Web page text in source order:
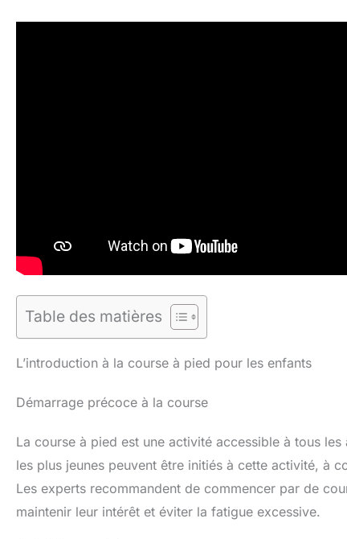
Table des matières
L’introduction à la course à pied pour les enfants
Démarrage précoce à la course
La course à pied est une activité accessible à tous
les plus jeunes peuvent être initiés à cette activité, à
Les experts recommandent de commencer par de
maintenir leur intérêt et éviter la fatigue excessive.